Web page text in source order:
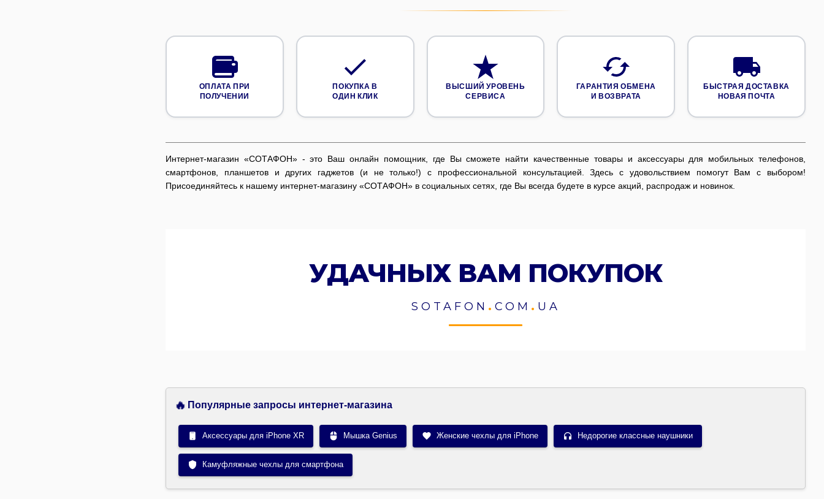
ОПЛАТА ПРИ
ПОЛУЧЕНИИ
ПОКУПКА В
ОДИН КЛИК
ВЫСШИЙ УРОВЕНЬ
СЕРВИСА
ГАРАНТИЯ ОБМЕНА
И ВОЗВРАТА
БЫСТРАЯ ДОСТАВКА
НОВАЯ ПОЧТА
Интернет-магазин «СОТАФОН» - это Ваш онлайн помощник, где Вы сможете найти качественные товары и аксессуары для мобильных телефонов,
смартфонов, планшетов и других гаджетов (и не только!) с профессиональной консультацией. Здесь с удовольствием помогут Вам с выбором!
Присоединяйтесь к нашему интернет-магазину «СОТАФОН» в социальных сетях, где Вы всегда будете в курсе акций, распродаж и новинок.
УДАЧНЫХ ВАМ ПОКУПОК
SOTAFON . COM . UA
🔥 Популярные запросы интернет-магазина
Аксессуары для iPhone XR Мышка Genius Женские чехлы для iPhone Недорогие классные наушники
Камуфляжные чехлы для смартфона